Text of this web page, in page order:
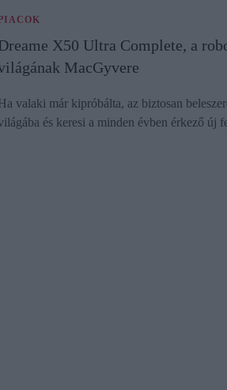
X50 Ultra Complete, a
MacGyvere
valaki már kipróbálta, az biztosan
és keresi a minden évben érkező új